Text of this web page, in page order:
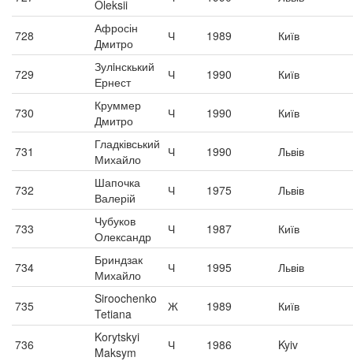
Oleksii
728
Афросін
Дмитро
Ч 1989 Київ
729
Зулiнскький
Ернест
Ч 1990 Київ
730
Круммер
Дмитро
Ч 1990 Київ
731
Гладківський
Михайло
Ч 1990 Львів
732
Шапочка
Валерій
Ч 1975 Львів
733
Чубуков
Олександр
Ч 1987 Київ
734
Бриндзак
Михайло
Ч 1995 Львів
735
Siroochenko
Tetiana
Ж 1989 Київ
736
Korytskyi
Maksym
Ч 1986
Kyiv